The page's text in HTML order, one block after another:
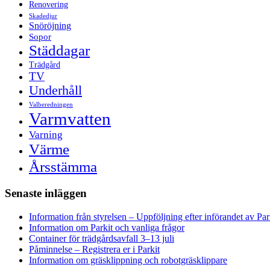
Renovering
Skadedjur
Snöröjning
Sopor
Städdagar
Trädgård
TV
Underhåll
Valberedningen
Varmvatten
Varning
Värme
Årsstämma
Senaste inläggen
Information från styrelsen – Uppföljning efter införandet av
Information om Parkit och vanliga frågor
Container för trädgårdsavfall 3–13 juli
Påminnelse – Registrera er i Parkit
Information om gräsklippning och robotgräsklippare